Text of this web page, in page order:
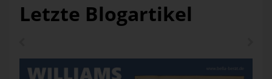
Letzte Blogartikel